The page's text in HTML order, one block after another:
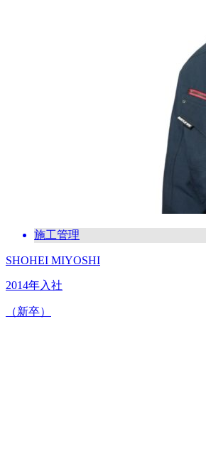
施工管理
SHOHEI MIYOSHI
2014年入社
（新卒）